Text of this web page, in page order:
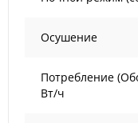
Осушение
Потребление
Вт/ч